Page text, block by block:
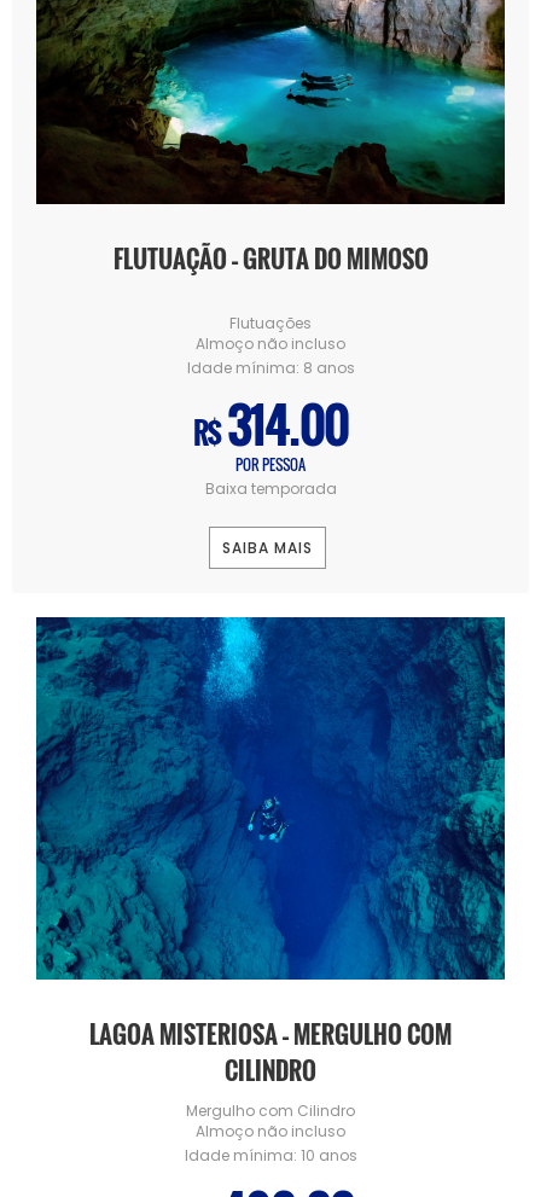
FLUTUAÇÃO – GRUTA DO MIMOSO
Flutuações
Almoço não incluso
Idade mínima: 8 anos
R$314.00
POR PESSOA
Baixa temporada
SAIBA MAIS
LAGOA MISTERIOSA – MERGULHO COM
CILINDRO
Mergulho com Cilindro
Almoço não incluso
Idade mínima: 10 anos